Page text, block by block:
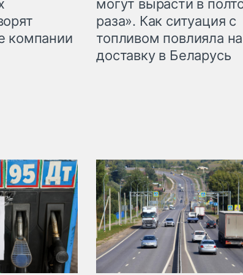
компании
могут вырасти в
раза». Как ситуация с
топливом повлияла на
доставку в Беларусь